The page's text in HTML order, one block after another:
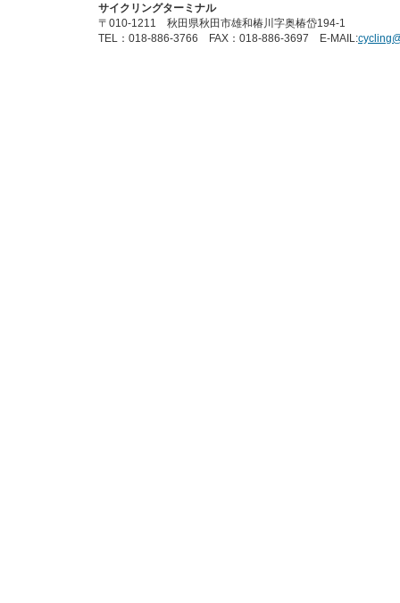
サイクリングターミナル
〒010-1211 秋田県秋田市雄和椿川字奥椿岱194-1
TEL：018-886-3766 FAX：018-886-3697 E-MAIL: